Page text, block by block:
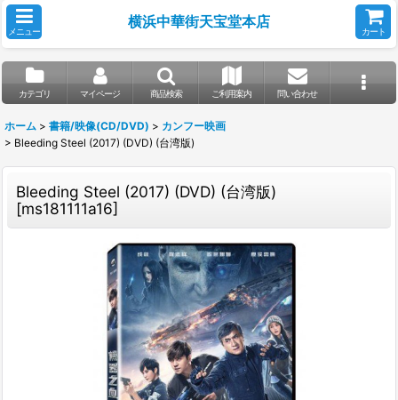
メニュー
横浜中華街天宝堂本店
カート
カテゴリ マイページ 商品検索 ご利用案内 問い合わせ
ホーム > 書籍/映像(CD/DVD) > カンフー映画
> Bleeding Steel (2017) (DVD) (台湾版)
Bleeding Steel (2017) (DVD) (台湾版)
[ms181111a16]